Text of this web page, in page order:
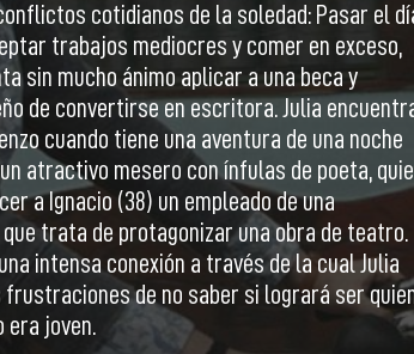
cotidianos de la soledad: Pasar el
trabajos mediocres y comer en exceso,
sin mucho ánimo aplicar a una beca y
de convertirse en escritora. Julia
cuando tiene una aventura de una noche
atractivo mesero con ínfulas de poeta,
a Ignacio (38) un empleado de una
trata de protagonizar una obra de teatro.
intensa conexión a través de la cual Julia
frustraciones de no saber si logrará ser
era joven.